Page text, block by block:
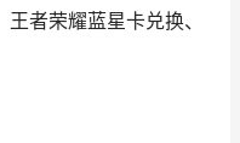
者荣耀蓝星卡兑换、